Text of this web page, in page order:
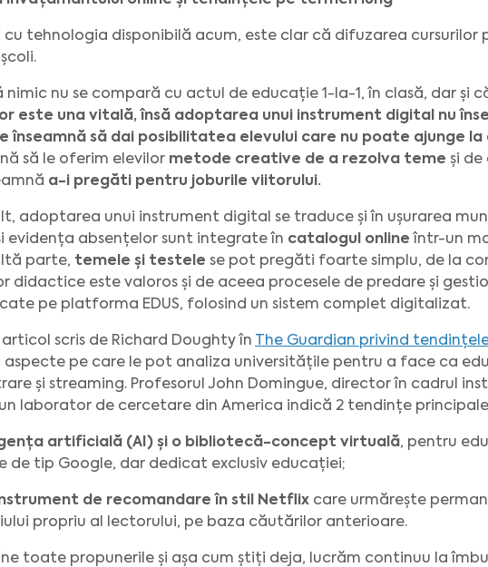
cu tehnologia disponibilă acum, este clar că difuzarea
nimic nu se compară cu actul de educație 1-la-1, în clasă, dar și
este una vitală, însă adoptarea unui instrument digital nu
înseamnă să dai posibilitatea elevului care nu poate ajunge
să le oferim elevilor metode creative de a rezolva teme și
a-i pregăti pentru joburile viitorului.
adoptarea unui instrument digital se traduce și în ușurarea
evidența absențelor sunt integrate în catalogul online într-un
parte, temele și testele se pot pregăti foarte simplu, de la
didactice este valoros și de aceea procesele de predare și
pe platforma EDUS, folosind un sistem complet digitalizat.
articol scris de Richard Doughty în The Guardian privind
aspecte pe care le pot analiza universitățile pentru a face ca
și streaming. Profesorul John Domingue, director în cadrul
un laborator de cercetare din America indică 2 tendințe
artificială (AI) și o bibliotecă-concept virtuală, pentru
de tip Google, dar dedicat exclusiv educației;
de recomandare în stil Netflix care urmărește
propriu al lectorului, pe baza căutărilor anterioare.
toate propunerile și așa cum știți deja, lucrăm continuu la